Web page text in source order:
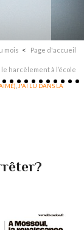
mois Page d'accueil
harcèlement à l’école
,J'AI LU DANS LA